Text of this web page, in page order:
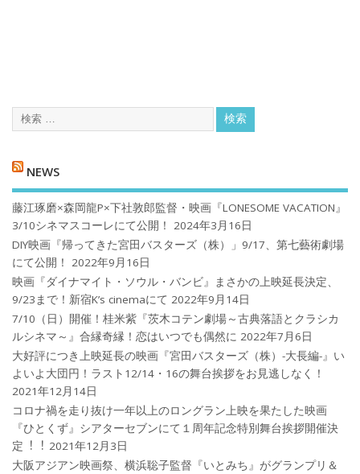
NEWS
藤江琢磨×森岡龍P×下社敦郎監督・映画『LONESOME VACATION』
3/10シネマスコーレにて公開！
2024年3月16日
DIY映画『帰ってきた宮田バスターズ（株）」9/17、第七藝術劇場
にて公開！
2022年9月16日
映画『ダイナマイト・ソウル・バンビ』まさかの上映延長決定、
9/23まで！新宿K’s cinemaにて 2022年9月14日
7/10（日）開催！桂米紫『茨木コテン劇場～古典落語とクラシカ
ルシネマ～』合縁奇縁！恋はいつでも偶然に 2022年7月6日
大好評につき上映延長の映画『宮田バスターズ（株）-大長編-』い
よいよ大団円！ラスト12/14・16の舞台挨拶をお見逃しなく！
2021年12月14日
コロナ禍を⾛り抜け⼀年以上のロングラン上映を果たした映画
『ひとくず』シアターセブンにて１周年記念特別舞台挨拶開催決
定︕︕ 2021年12月3日
大阪アジアン映画祭、横浜聡子監督『いとみち』がグランプリ＆